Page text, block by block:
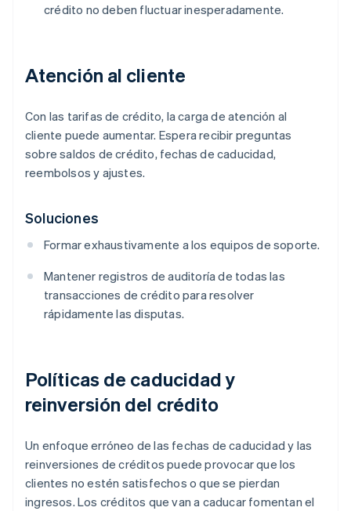
crédito no deben fluctuar inesperadamente.
Atención al cliente
Con las tarifas de crédito, la carga de atención al
cliente puede aumentar. Espera recibir preguntas
sobre saldos de crédito, fechas de caducidad,
reembolsos y ajustes.
Soluciones
Formar exhaustivamente a los equipos de soporte.
Mantener registros de auditoría de todas las
transacciones de crédito para resolver
rápidamente las disputas.
Políticas de caducidad y
reinversión del crédito
Un enfoque erróneo de las fechas de caducidad y las
reinversiones de créditos puede provocar que los
clientes no estén satisfechos o que se pierdan
ingresos. Los créditos que van a caducar fomentan el